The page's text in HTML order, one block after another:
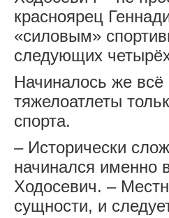
красноярец
«силовым»
следующих
Начиналось же всё
тяжелоатлеты
спорта.
‒ Исторически
начинался именно
Ходосевич. ‒
сущности, и